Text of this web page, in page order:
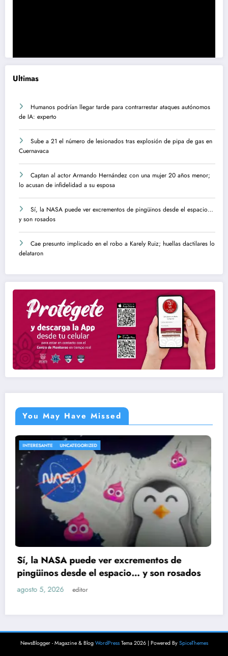
Ultimas
Humanos podrían llegar tarde para contrarrestar ataques autónomos
de IA: experto
Sube a 21 el número de lesionados tras explosión de pipa de gas en
Cuernavaca
Captan al actor Armando Hernández con una mujer 20 años menor;
lo acusan de infidelidad a su esposa
Sí, la NASA puede ver excrementos de pingüinos desde el espacio…
y son rosados
Cae presunto implicado en el robo a Karely Ruiz; huellas dactilares lo
delataron
You May Have Missed
ENTRETENIMIENTO
Cae presunto implicado en el robo a
Ruiz; huellas dactilares lo delataron
agosto 5, 2026
NewsBlogger - Magazine & Blog WordPressTema 2026 | Powered By SpiceThemes